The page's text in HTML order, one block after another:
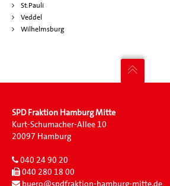
St.Pauli
Veddel
Wilhelmsburg
SPD Fraktion Hamburg Mitte
Kurt-Schumacher-Allee 10
20097 Hamburg
040 24 90 20
040 280 18 00
buero@spdfraktion-hamburg-mitte.de